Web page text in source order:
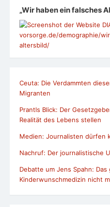
„Wir haben ein falsches
vorsorge.de/demographie/
altersbild/
Ceuta: Die Verdammten
Migranten
Prantls Blick: Der
Realität des Lebens stellen
Medien: Journalisten dürfen
Nachruf: Der journalistische
Debatte um Jens Spahn:
Kinderwunschmedizin nicht